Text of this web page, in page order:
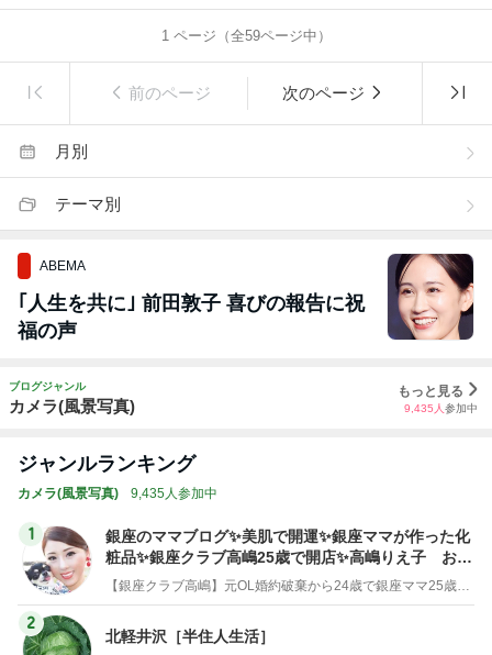
1ページ（全59ページ中）
前のページ 次のページ
月別
テーマ別
ABEMA
｢人生を共に｣ 前田敦子 喜びの報告に祝
福の声
ブログジャンル
カメラ(風景写真)
もっと見る
9,435 人 参加中
ジャンルランキング
カメラ(風景写真) 9,435人参加中
1
銀座のママブログ✨美肌で開運✨銀座ママが作った化
粧品✨銀座クラブ高嶋25歳で開店✨高嶋りえ子 お着
物でエルメス バーキン コーデ
【銀座クラブ高嶋】元OL婚約破棄から24歳で銀座ママ25歳でオーナーママ銀座 美肌で開運♡パワースポット巡り高嶋りえ子ブログ
2
北軽井沢［半住人生活］